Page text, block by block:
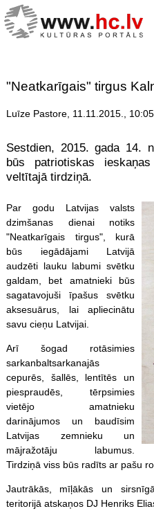
"Neatkarīgais" tirgus
Luīze Pastore, 11.11.2015., 10:05
Sestdien, 2015. gada 14.
būs patriotiskas
veltītajā tirdziņā.
Par godu Latvijas valsts
dzimšanas dienai notiks
"Neatkarīgais tirgus", kurā
būs iegādājami Latvijā
audzēti lauku labumi svētku
galdam, bet amatnieki būs
sagatavojuši īpašus svētku
aksesuārus, lai apliecinātu
savu cieņu Latvijai.
Arī šogad rotāsimies
sarkanbaltsarkanajās
cepurēs, šallēs, lentītēs un
piespraudēs, tērpsimies
vietējo amatnieku
darinājumos un baudīsim
Latvijas zemnieku un
mājražotāju labumus.
Tirdziņā viss būs radīts ar pašu
Jautrākās, mīļākās un
teritorijā atskaņos DJ Henriks